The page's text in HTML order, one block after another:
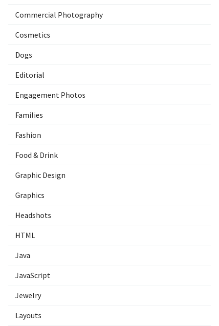
Commercial Photography
Cosmetics
Dogs
Editorial
Engagement Photos
Families
Fashion
Food & Drink
Graphic Design
Graphics
Headshots
HTML
Java
JavaScript
Jewelry
Layouts